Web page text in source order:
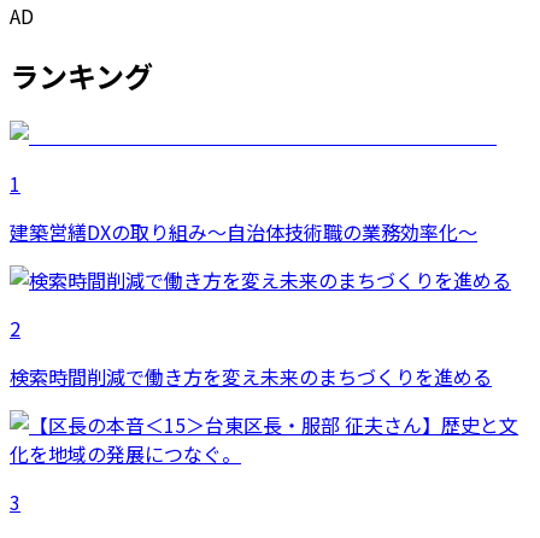
AD
ランキング
1
建築営繕DXの取り組み～自治体技術職の業務効率化～
2
検索時間削減で働き方を変え未来のまちづくりを進める
3